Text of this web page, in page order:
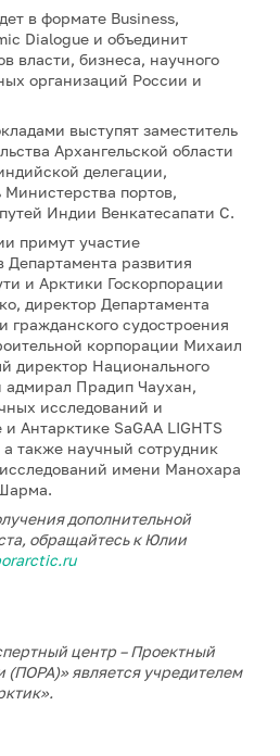
в формате Business,
Dialogue и объединит
власти, бизнеса, научного
организаций России и
выступят заместитель
Архангельской области
делегации,
портов,
Индии Венкатесапати С.
примут участие
Департамента развития
и Арктики Госкорпорации
директор Департамента
гражданского судостроения
корпорации Михаил
директор Национального
Прадип Чаухан,
исследований и
Антарктике SaGAA LIGHTS
а также научный сотрудник
имени Манохара
дополнительной
обращайтесь к Юлии
центр – Проектный
(ПОРА)» является учредителем